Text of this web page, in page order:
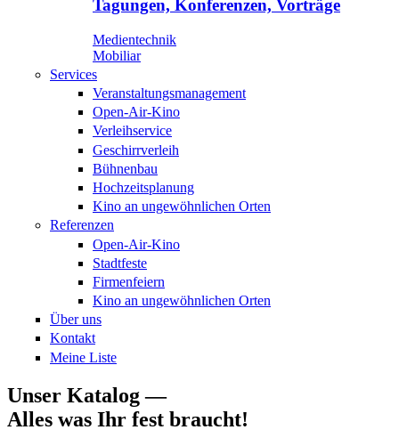
Tagungen, Konferenzen, Vorträge
Medientechnik
Mobiliar
Services
Veranstaltungsmanagement
Open-Air-Kino
Verleihservice
Geschirrverleih
Bühnenbau
Hochzeitsplanung
Kino an ungewöhnlichen Orten
Referenzen
Open-Air-Kino
Stadtfeste
Firmenfeiern
Kino an ungewöhnlichen Orten
Über uns
Kontakt
Meine Liste
Unser Katalog —
Alles was Ihr fest braucht!